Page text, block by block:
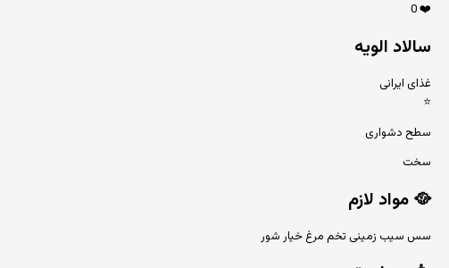
❤️
0
سالاد الویه
غذای ایرانی
⭐
سطح دشواری
سخت
🥘 مواد لازم
سس سیب زمینی تخم مرغ خیار شور